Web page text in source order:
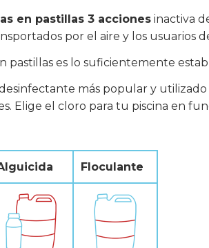
en pastillas 3 acciones inactiva
por el aire y los usuarios
pastillas es lo suficientemente
más popular y
Elige el cloro para tu piscina en
Floculante